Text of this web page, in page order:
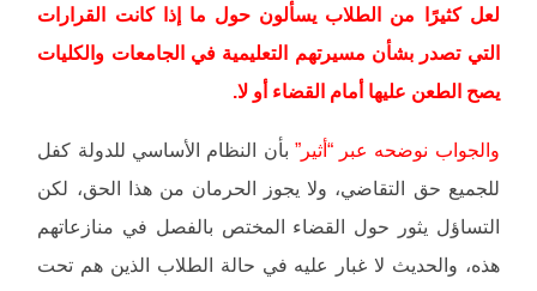
لعل كثيرًا من الطلاب يسألون حول ما إذا كانت القرارات
التي تصدر بشأن مسيرتهم التعليمية في الجامعات والكليات
يصح الطعن عليها أمام القضاء أو لا.
والجواب نوضحه عبر “أثير” بأن النظام الأساسي للدولة كفل
للجميع حق التقاضي، ولا يجوز الحرمان من هذا الحق، لكن
التساؤل يثور حول القضاء المختص بالفصل في منازعاتهم
هذه، والحديث لا غبار عليه في حالة الطلاب الذين هم تحت